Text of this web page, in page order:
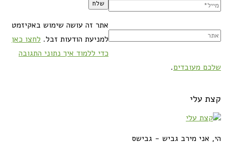
אתר זה עושה שימוש באקיזמט
למניעת הודעות זבל. לחצו כאן
כדי ללמוד איך נתוני התגובה
שלכם מעובדים.
קצת עלי
הי, אני מירב גביש - גבישס